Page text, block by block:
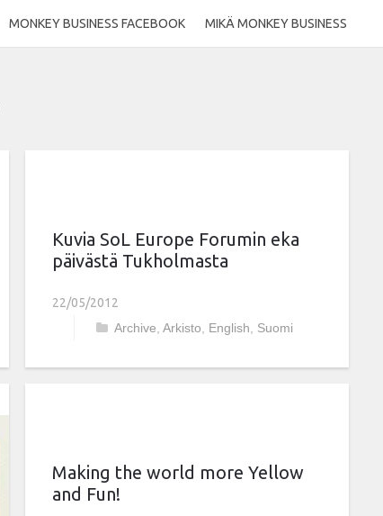
MONKEY BUSINESS FACEBOOK MIKÄ MONKEY BUSINESS
Kuvia SoL Europe Forumin eka
päivästä Tukholmasta
22/05/2012
Archive ,Arkisto English Suomi
Making the world more Yellow
and Fun!